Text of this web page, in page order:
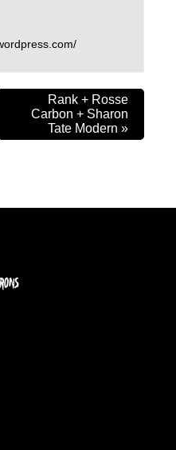
Rank + Rosse
Carbon + Sharon
Tate Modern »